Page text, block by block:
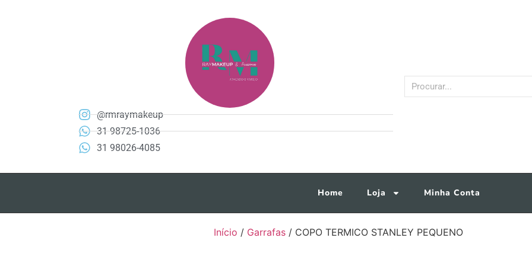
@rmraymakeup
31 98725-1036
31 98026-4085
Home Loja Minha Conta
Início / Garrafas / COPO TERMICO STANLEY PEQUENO